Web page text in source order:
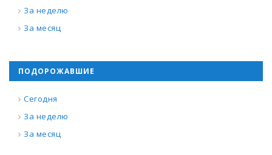
За неделю
За месяц
ПОДОРОЖАВШИЕ
Сегодня
За неделю
За месяц